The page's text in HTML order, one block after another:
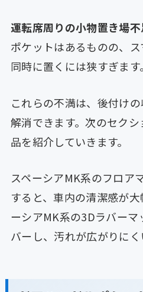
運転席周りの小物置き場不
ポケットはあるものの、
同時に置くには狭すぎます。
これらの不満は、後付け
解消できます。次のセク
品を紹介していきます。
スペーシアMK系のフロア
すると、車内の清潔感が
ーシアMK系の3Dラバー
バーし、汚れが広がりにく